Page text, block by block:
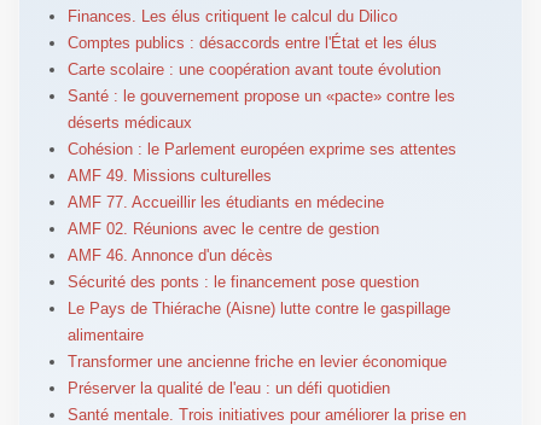
Finances. Les élus critiquent le calcul du Dilico
Comptes publics : désaccords entre l'État et les élus
Carte scolaire : une coopération avant toute évolution
Santé : le gouvernement propose un «pacte» contre les
déserts médicaux
Cohésion : le Parlement européen exprime ses attentes
AMF 49. Missions culturelles
AMF 77. Accueillir les étudiants en médecine
AMF 02. Réunions avec le centre de gestion
AMF 46. Annonce d'un décès
Sécurité des ponts : le financement pose question
Le Pays de Thiérache (Aisne) lutte contre le gaspillage
alimentaire
Transformer une ancienne friche en levier économique
Préserver la qualité de l'eau : un défi quotidien
Santé mentale. Trois initiatives pour améliorer la prise en